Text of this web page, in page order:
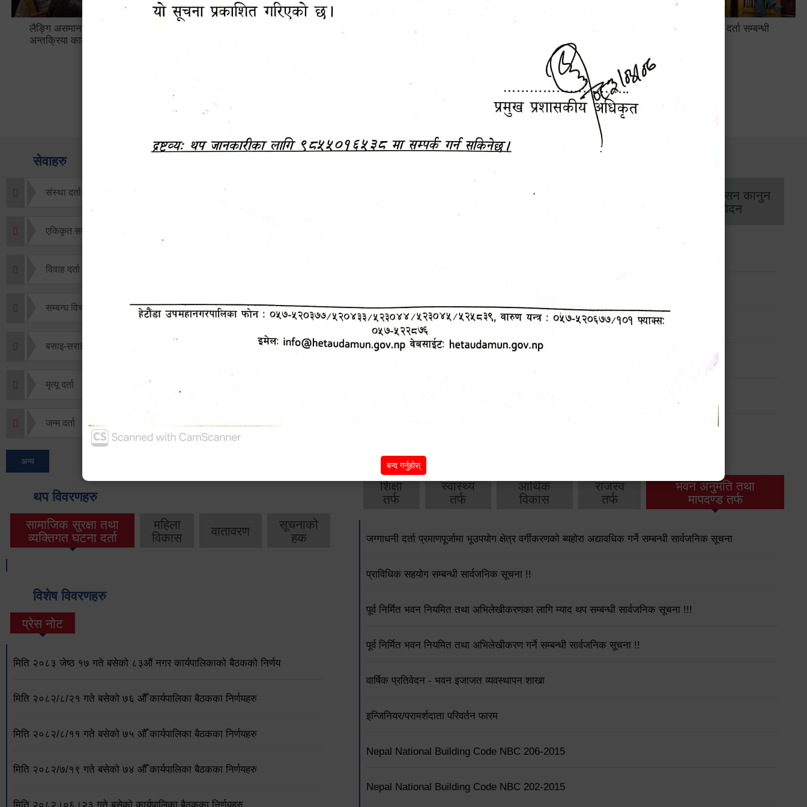
लैङ्गि असमानताका विबिध पक्षहरु विषयक
अन्तक्रिया कार्यक्रम
सामाजिक सुरक्षा तथा घटना दर्ता सम्बन्धी
सेवाहरु
संस्था दर्ता सिफारिस
एकिकृत सम्पत्ति कर/घर जग्गा कर
विवाह दर्ता
सम्बन्ध विच्छेद दर्ता
बसाइ-सराई जाने/आउने दर्ता
मृत्यू दर्ता
जन्म दर्ता
अन्य
थप विवरणहरु
सामाजिक सुरक्षा तथा
व्यक्तिगत घटना दर्ता
महिला
विकास
वातावरण
सूचनाको
हक
विशेष विवरणहरु
प्रेस नोट
मिति २०८३ जेष्ठ १७ गते बसेको ८३औं नगर कार्यपालिकाको बैठकको निर्णय
मिति २०८२/८/२१ गते बसेको ७६ औँ कार्यपालिका बैठकका निर्णयहरु
मिति २०८२/८/११ गते बसेको ७५ औँ कार्यपालिका बैठकका निर्णयहरु
मिति २०८२/७/१९ गते बसेको ७४ औँ कार्यपालिका बैठकका निर्णयहरु
आर्थिक प्रशासन कानुन
/ प्रतिवेदन
आ.व. २०८१/०८२ को वार्षिक बजेट, नीति तथा कार्यक्रम
अन्य विवरणहरु
शिक्षा
तर्फ
स्वास्थ्य
तर्फ
आर्थिक
विकास
राजस्व
तर्फ
भवन अनुमति तथा
मापदण्ड तर्फ
जग्गाधनी दर्ता प्रमाणपूर्जामा भूउपयोग क्षेत्र वर्गीकरणको ब्यहोरा अद्यावधिक गर्ने सम्बन्धी सार्वजनिक सूचना
प्राविधिक सहयोग सम्बन्धी सार्वजनिक सूचना !!
पूर्व निर्मित भवन नियमित तथा अभिलेखीकरणका लागि म्याद थप सम्बन्धी सार्वजनिक सूचना !!!
पूर्व निर्मित भवन नियमित तथा अभिलेखीकरण गर्ने सम्बन्धी सार्वजनिक सूचना !!
वार्षिक प्रतिवेदन - भवन इजाजत व्यवस्थापन शाखा
इन्जिनियर/परामर्शदाता परिवर्तन फारम
Nepal National Building Code NBC 206-2015
Nepal National Building Code NBC 202-2015
बन्द गर्नुहोस्